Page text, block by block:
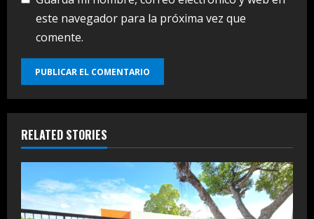
este navegador para la próxima vez que
comente.
RELATED STORIES